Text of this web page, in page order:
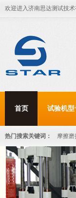
欢迎进入济南思达测试技
首页 试验机型
热门搜索关键词： 摩擦